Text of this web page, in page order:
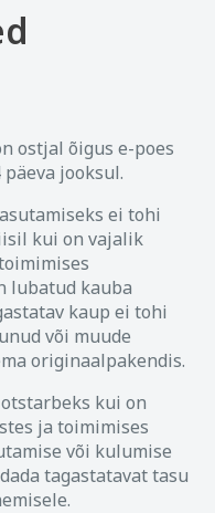
ostjal õigus e-poes
jooksul.
ei tohi
kui on vajalik
lubatud kauba
kaup ei tohi
või muude
originaalpakendis.
kui on
ja toimimises
või kulumise
tagastatavat tasu